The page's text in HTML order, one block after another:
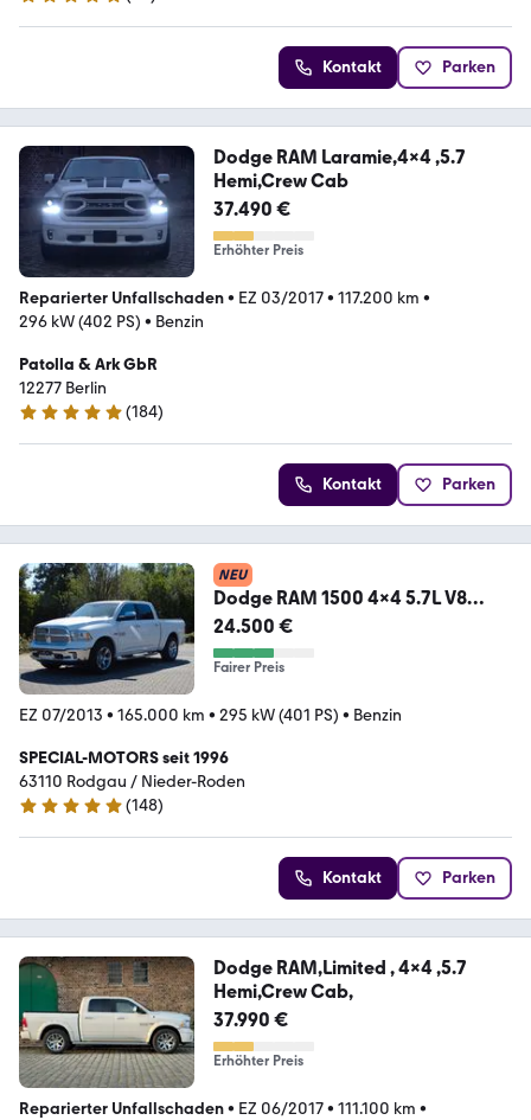
4.8 Sterne
Kontakt Parken
Dodge RAM Laramie,4x4 ,5.7
Hemi,Crew Cab
37.490 €
Erhöhter Preis
Reparierter Unfallschaden• EZ 03/2017• 117.200 km •
296 kW (402 PS) • Benzin
Patolla & Ark GbR
12277 Berlin
4.9 Sterne
(184)
Kontakt Parken
NEU
Dodge RAM 1500 4x4 5.7L V8
HEMI LARAMIE *Crew-Cab*
24.500 €
Fairer Preis
EZ 07/2013 • 165.000 km • 295 kW (401 PS) • Benzin
SPECIAL-MOTORS seit 1996
63110 Rodgau / Nieder-Roden
5 Sterne
(148)
Kontakt Parken
Dodge RAM,Limited , 4x4 ,5.7
Hemi,Crew Cab,
37.990 €
Erhöhter Preis
Reparierter Unfallschaden• EZ 06/2017• 111.100 km •